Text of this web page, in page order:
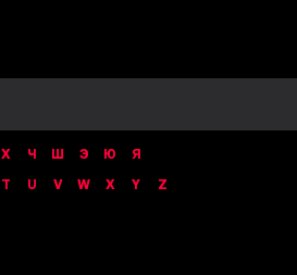
Х Ч Ш Э Ю
Я
T U V W X Y Z